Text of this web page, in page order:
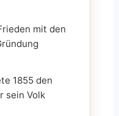
mit den
1855 den
sein Volk